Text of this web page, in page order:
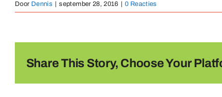
Door Dennis september 28, 2016 0 Reacties
Share This Story, Choose Your